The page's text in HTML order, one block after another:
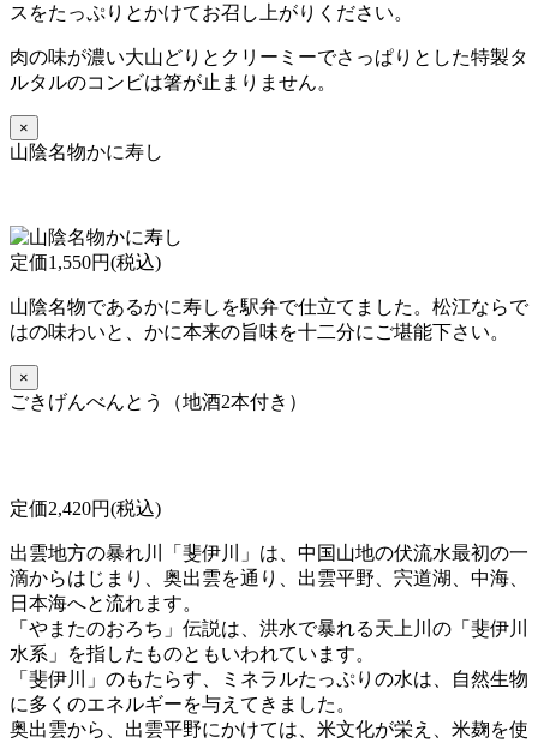
スをたっぷりとかけてお召し上がりください。
肉の味が濃い大山どりとクリーミーでさっぱりとした特製タ
ルタルのコンビは箸が止まりません。
×
山陰名物かに寿し
定価1,550円(税込)
山陰名物であるかに寿しを駅弁で仕立てました。松江ならで
はの味わいと、かに本来の旨味を十二分にご堪能下さい。
×
ごきげんべんとう（地酒2本付き）
定価2,420円(税込)
出雲地方の暴れ川「斐伊川」は、中国山地の伏流水最初の一
滴からはじまり、奥出雲を通り、出雲平野、宍道湖、中海、
日本海へと流れます。
「やまたのおろち」伝説は、洪水で暴れる天上川の「斐伊川
水系」を指したものともいわれています。
「斐伊川」のもたらす、ミネラルたっぷりの水は、自然生物
に多くのエネルギーを与えてきました。
奥出雲から、出雲平野にかけては、米文化が栄え、米麹を使